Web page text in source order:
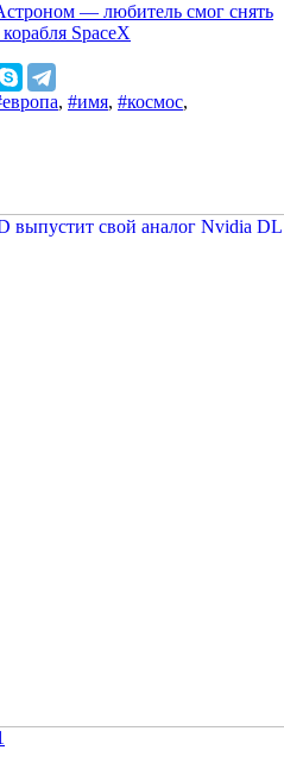
— любитель смог снять
SpaceX
, #имя, #космос,